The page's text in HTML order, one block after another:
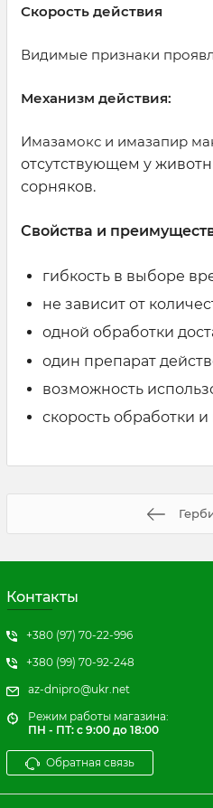
Скорость действия
Видимые признаки
Механизм действия:
Имазамокс и имазапир
отсутствующем у
сорняков.
Свойства и
гибкость в выборе
не зависит от
одной обработки
один препарат
возможность
скорость обработки
Контакты
+380 (97) 70-22-996
+380 (99) 70-92-248
az-dnipro@ukr.net
Режим работы магазина:
ПН - ПТ: с 9:00 до 18:00
Обратная связь